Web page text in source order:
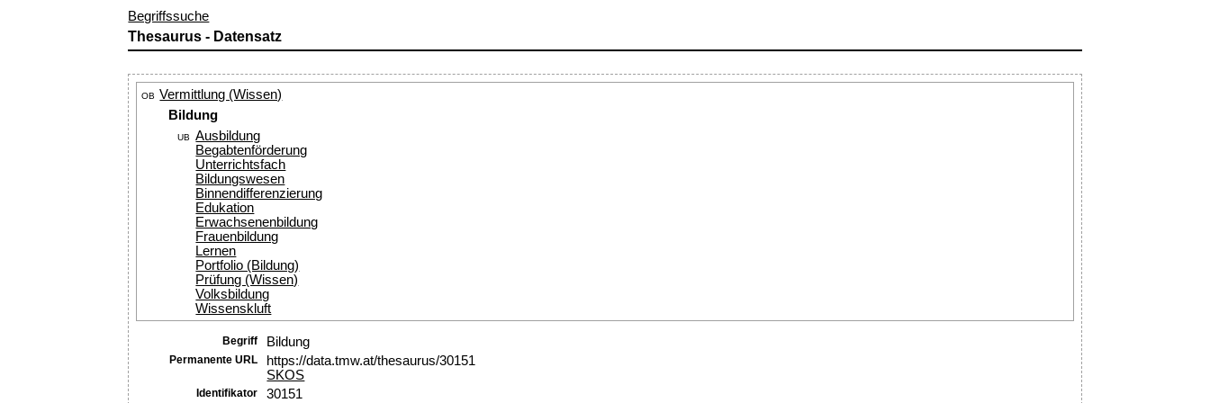
Begriffssuche
Thesaurus - Datensatz
OB Vermittlung (Wissen)
Bildung
UB
Ausbildung
Begabtenförderung
Unterrichtsfach
Bildungswesen
Binnendifferenzierung
Edukation
Erwachsenenbildung
Frauenbildung
Lernen
Portfolio (Bildung)
Prüfung (Wissen)
Volksbildung
Wissenskluft
Begriff Bildung
Permanente URL
https://data.tmw.at/thesaurus/30151
SKOS
Identifikator 30151